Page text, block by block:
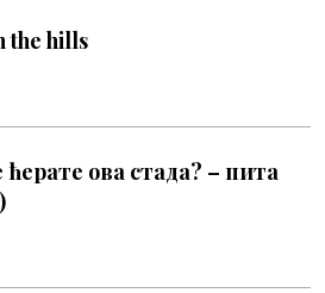
the hills
ова стада? – пита